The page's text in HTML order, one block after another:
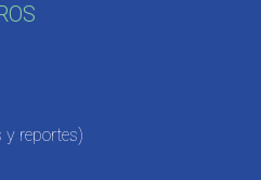
reportes)